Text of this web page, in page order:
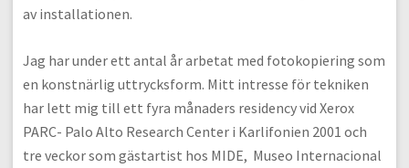
av installationen.
Jag har under ett antal år arbetat med fotokopiering som
en konstnärlig uttrycksform. Mitt intresse för tekniken
har lett mig till ett fyra månaders residency vid Xerox
PARC- Palo Alto Research Center i Karlifonien 2001 och
tre veckor som gästartist hos MIDE, Museo Internacional